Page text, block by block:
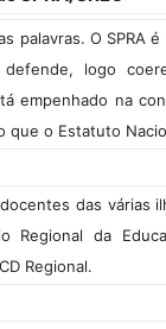
palavras. O SPRA
logo
empenhado na
que o Estatuto
das várias
da
Regional.